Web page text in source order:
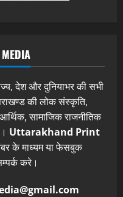
देश और दुनियाभर की सभी
की लोक संस्कृति,
सामाजिक राजनीतिक
Uttarakhand Print
के माध्यम या फेसबुक
करे।